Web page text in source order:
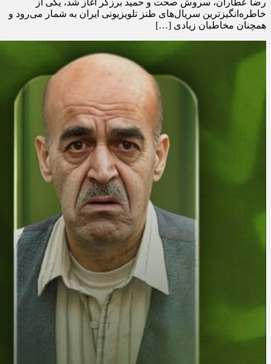
خاطره‌انگیزترین سریال‌های طنز تلویزیونی ایران به شمار می‌رود و
همچنان مخاطبان زیادی […]